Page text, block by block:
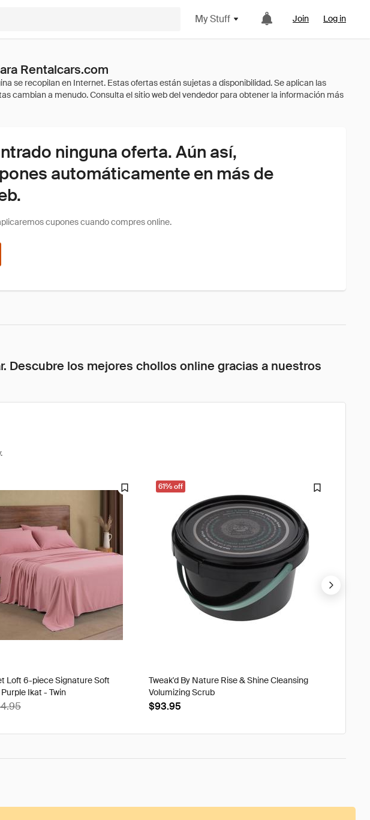
My Stuff Join Log in
Rentalcars.com
ninguna oferta. Aún así,
automáticamente en más de
cupones cuando compres online.
Descubre los mejores chollos online gracias a nuestros
Loft 6-piece Signature Soft
Ikat - Twin
61% off
Tweak'd By Nature Rise & Shine Cleansing
Volumizing Scrub
$93.95